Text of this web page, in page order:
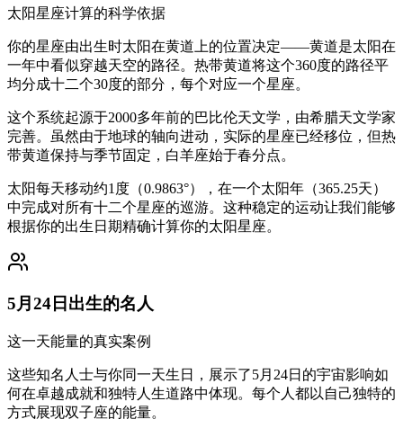
太阳星座计算的科学依据
你的星座由出生时太阳在黄道上的位置决定——黄道是太阳在
一年中看似穿越天空的路径。热带黄道将这个360度的路径平
均分成十二个30度的部分，每个对应一个星座。
这个系统起源于2000多年前的巴比伦天文学，由希腊天文学家
完善。虽然由于地球的轴向进动，实际的星座已经移位，但热
带黄道保持与季节固定，白羊座始于春分点。
太阳每天移动约1度（0.9863°），在一个太阳年（365.25天）
中完成对所有十二个星座的巡游。这种稳定的运动让我们能够
根据你的出生日期精确计算你的太阳星座。
5月24日出生的名人
这一天能量的真实案例
这些知名人士与你同一天生日，展示了5月24日的宇宙影响如
何在卓越成就和独特人生道路中体现。每个人都以自己独特的
方式展现双子座的能量。